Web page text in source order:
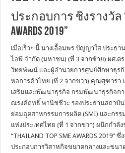
ประกอบการ ชิงรางวัล
AWARDS 2019”
เมื่อเร็วๆ นี้ นางเอื้อมพร ปัญญาใส ประธ
ไอพี จำกัด (มหาชน) (ที่ 3 จากซ้าย) ผศ.
วิทยพัฒน์ และผู้อำนวยการศูนย์ศึกษาธุร
หอการค้าไทย (ที่ 2 จากขวา) คุณศุฑารา
เสริมและพัฒนาธุรกิจ กรมพัฒนาธุรกิจกา
ณรงค์ฤทธิ์ พานิชชีวะ รองประธานสถาบั
ย่อมอุตสาหกรรมการผลิต (SMI) และกร
แห่งประเทศไทย (ที่ 1 จากขวา) ผนึกกำลั
“THAILAND TOP SME AWARDS
ประกอบการวิสาหกิจขนาดกลางและขนา